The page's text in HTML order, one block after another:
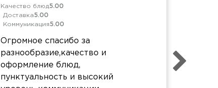
Качество блюд5.00
Доставка5.00
Коммуникация5.00
Огромное спасибо за
разнообразие,качество и
оформление блюд,
пунктуальность и высокий